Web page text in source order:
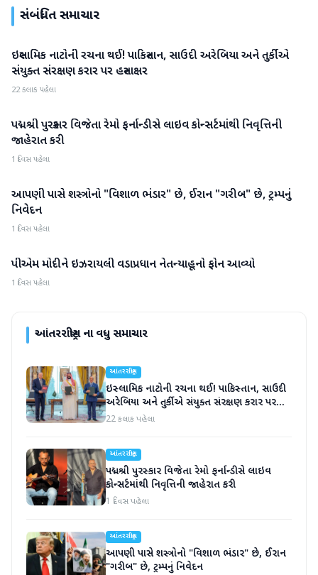
સંબંધિત સમાચાર
આંતરરાષ્ટ્રીય
ઇસ્લામિક નાટોની રચના થઈ! પાકિસ્તાન, સાઉદી અરેબિયા અને તુર્કીએ
સંયુક્ત સંરક્ષણ કરાર પર હસ્તાક્ષર
22 કલાક પહેલા
આંતરરાષ્ટ્રીય
પદ્મશ્રી પુરસ્કાર વિજેતા રેમો ફર્નાન્ડીસે લાઇવ કોન્સર્ટમાંથી નિવૃત્તિની
જાહેરાત કરી
1 દિવસ પહેલા
આંતરરાષ્ટ્રીય
આપણી પાસે શસ્ત્રોનો "વિશાળ ભંડાર" છે, ઈરાન "ગરીબ" છે, ટ્રમ્પનું
નિવેદન
1 દિવસ પહેલા
આંતરરાષ્ટ્રીય
પીએમ મોદીને ઇઝરાયલી વડાપ્રધાન નેતન્યાહૂનો ફોન આવ્યો
1 દિવસ પહેલા
આંતરરાષ્ટ્રીયના વધુ સમાચાર
આંતરરાષ્ટ્રીય
ઇસ્લામિક નાટોની રચના થઈ! પાકિસ્તાન, સાઉદી
અરેબિયા અને તુર્કીએ સંયુક્ત સંરક્ષણ કરાર પર
હસ્તાક્ષર
22 કલાક પહેલા
આંતરરાષ્ટ્રીય
પદ્મશ્રી પુરસ્કાર વિજેતા રેમો ફર્નાન્ડીસે લાઇવ
કોન્સર્ટમાંથી નિવૃત્તિની જાહેરાત કરી
1 દિવસ પહેલા
આંતરરાષ્ટ્રીય
આપણી પાસે શસ્ત્રોનો "વિશાળ ભંડાર" છે, ઈરાન
"ગરીબ" છે, ટ્રમ્પનું નિવેદન